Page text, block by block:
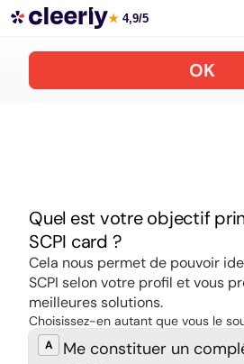
Souscrire aux meilleures SCPI en ligne
★ 4,9/5